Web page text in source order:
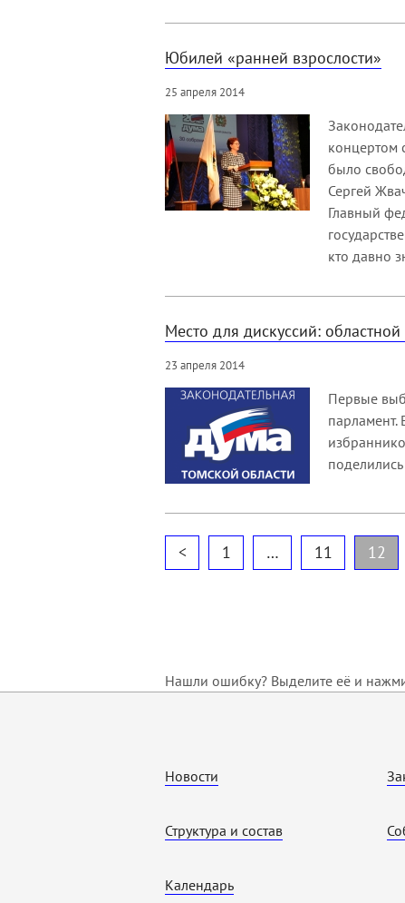
Юбилей «ранней взрослости»
25 апреля 2014
концертом
было
Сергей
Главный
кто давно
Место для дискуссий:
23 апреля 2014
Первые
парламент.
< 1 … 11 12
Нашли ошибку? Выделите её и
Новости
Структура и состав
Календарь